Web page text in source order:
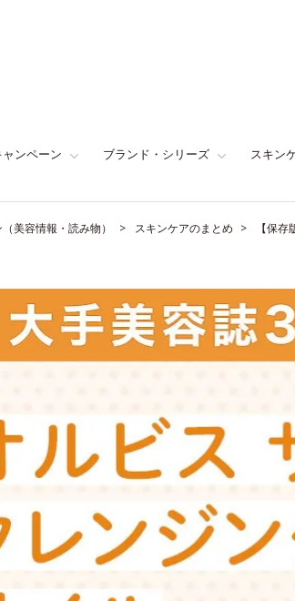
ャンペーン ブランド・シリーズ スキン
美容情報・読み物） スキンケアのまとめ 【保